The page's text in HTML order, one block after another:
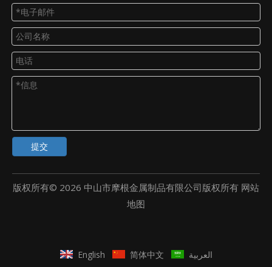
提交
版权所有© 2026 中山市摩根金属制品有限公司版权所有 网站
地图
English 简体中文 العربية